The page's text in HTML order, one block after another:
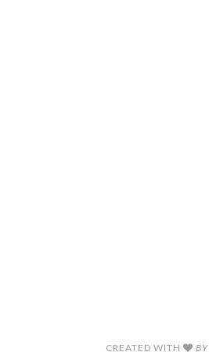
CREATED WITH BY